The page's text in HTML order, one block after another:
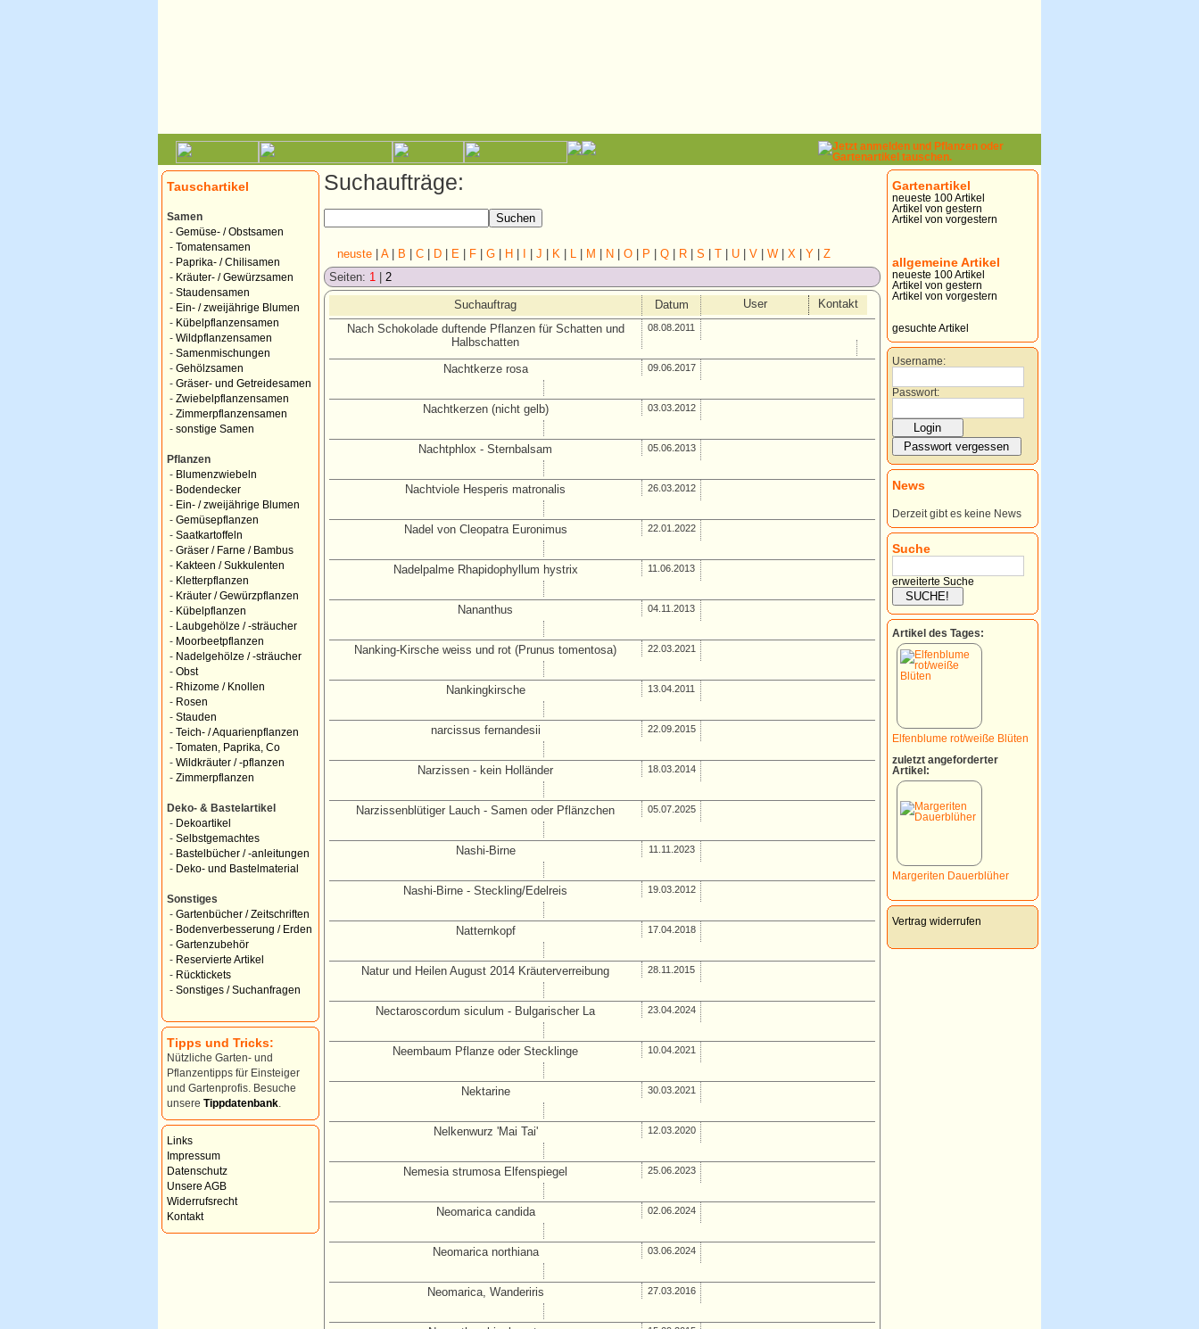
Tauschartikel
Samen
- Gemüse- / Obstsamen
- Tomatensamen
- Paprika- / Chilisamen
- Kräuter- / Gewürzsamen
- Staudensamen
- Ein- / zweijährige Blumen
- Kübelpflanzensamen
- Wildpflanzensamen
- Samenmischungen
- Gehölzsamen
- Gräser- und Getreidesamen
- Zwiebelpflanzensamen
- Zimmerpflanzensamen
- sonstige Samen
Pflanzen
- Blumenzwiebeln
- Bodendecker
- Ein- / zweijährige Blumen
- Gemüsepflanzen
- Saatkartoffeln
- Gräser / Farne / Bambus
- Kakteen / Sukkulenten
- Kletterpflanzen
- Kräuter / Gewürzpflanzen
- Kübelpflanzen
-
Laubgehölze / -sträucher
- Moorbeetpflanzen
- Nadelgehölze / -sträucher
- Obst
- Rhizome / Knollen
- Rosen
- Stauden
- Teich- / Aquarienpflanzen
- Tomaten, Paprika, Co
- Wildkräuter / -pflanzen
- Zimmerpflanzen
Deko- & Bastelartikel
- Dekoartikel
- Selbstgemachtes
- Bastelbücher / -anleitungen
- Deko- und Bastelmaterial
Sonstiges
- Gartenbücher / Zeitschriften
- Bodenverbesserung / Erden
- Gartenzubehör
- Reservierte Artikel
- Rücktickets
- Sonstiges / Suchanfragen
Tipps und Tricks:
Nützliche Garten- und
Pflanzentipps für Einsteiger
und Gartenprofis. Besuche
unsere Tippdatenbank
Links
Impressum
Datenschutz
Unsere AGB
Widerrufsrecht
Kontakt
Suchaufträge:
neuste A| B C D E F G H J K L M N O P Q R S T U V W X Y
Z
Seiten: 1 2
Suchauftrag Datum User
Kontakt
Nach Schokolade duftende Pflanzen für Schatten und
Halbschatten
08.08.2011
Nachtkerze rosa 09.06.2017
Nachtkerzen (nicht gelb) 03.03.2012
Nachtphlox - Sternbalsam 05.06.2013
Nachtviole Hesperis matronalis 26.03.2012
Nadel von Cleopatra Euronimus 22.01.2022
Nadelpalme Rhapidophyllum hystrix 11.06.2013
Nananthus 04.11.2013
Nanking-Kirsche weiss und rot (Prunus tomentosa) 22.03.2021
Nankingkirsche 13.04.2011
narcissus fernandesii 22.09.2015
Narzissen - kein Holländer 18.03.2014
Narzissenblütiger Lauch - Samen oder Pflänzchen 05.07.2025
Nashi-Birne 11.11.2023
Nashi-Birne - Steckling/Edelreis 19.03.2012
Natternkopf 17.04.2018
Natur und Heilen August 2014 Kräuterverreibung 28.11.2015
Nectaroscordum siculum - Bulgarischer La 23.04.2024
Neembaum Pflanze oder Stecklinge 10.04.2021
Nektarine 30.03.2021
Nelkenwurz 'Mai Tai' 12.03.2020
Nemesia strumosa Elfenspiegel 25.06.2023
Neomarica candida 02.06.2024
Neomarica northiana 03.06.2024
Neomarica, Wanderiris 27.03.2016
Gartenartikel
neueste 100 Artikel
Artikel von gestern
Artikel von vorgestern
allgemeine Artikel
neueste 100 Artikel
Artikel von gestern
Artikel von vorgestern
gesuchte Artikel
Username:
Passwort:
News
Derzeit gibt es keine News
Suche
erweiterte Suche
Artikel des Tages:
Elfenblume rot/weiße Blüten
zuletzt angeforderter
Artikel:
Margeriten Dauerblüher
Vertrag widerrufen